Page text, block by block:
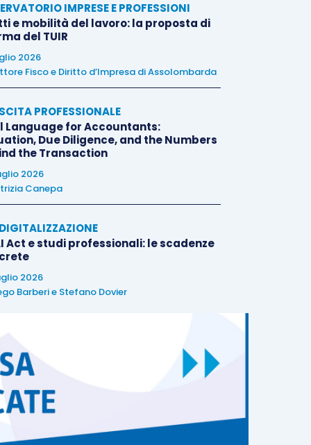
IMPRESE E PROFESSIONI
e mobilità del lavoro: la proposta di
del TUIR
2026
Fisco e Diritto d’Impresa di Assolombarda
PROFESSIONALE
Language for Accountants:
Due Diligence, and the Numbers
the Transaction
2026
Canepa
Act e studi professionali: le scadenze
2026
Barberie Stefano Dovier